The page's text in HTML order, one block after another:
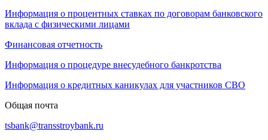
Информация о процентных ставках по договорам банковского
вклада с физическими лицами
Финансовая отчетность
Информация о процедуре внесудебного банкротства
Информация о кредитных каникулах для участников СВО
Общая почта
tsbank@transstroybank.ru